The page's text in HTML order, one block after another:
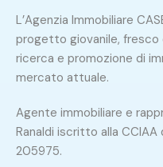
L’Agenzia Immobiliare
progetto giovanile, fresco
ricerca e promozione di
mercato attuale.
Agente immobiliare e
Ranaldi iscritto alla CCIAA
205975.